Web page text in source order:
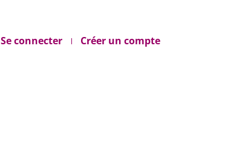
Se connecter Créer un compte